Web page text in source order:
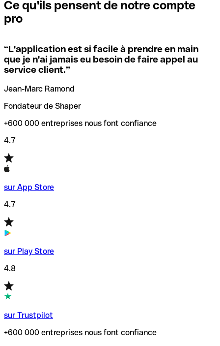
signifie que vous avez le code de l'une des succursales
locales.
Si vous n'êtes pas sûr du code SWIFT que vous devriez
utiliser, nous avons développé un outil de recherche de
codes SWIFT par nom de banque.
vérification/recherche de codes SWIFT. Ainsi, vous pouvez
trouver et vérifier vos codes SWIFT avant de réaliser vos
transferts d’argent.
Ce qu'ils pensent de notre compte
pro
“L'application est si facile à prendre en main
que je n'ai jamais eu besoin de faire appel au
service client.”
Jean-Marc Ramond
Fondateur de Shaper
+600 000 entreprises nous font confiance
4.7
sur App Store
4.7
sur Play Store
4.8
sur Trustpilot
+600 000 entreprises nous font confiance